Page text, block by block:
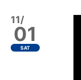
11/
01
SAT